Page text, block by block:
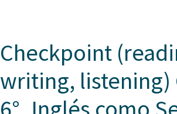
Checkpoint
writing, listening)